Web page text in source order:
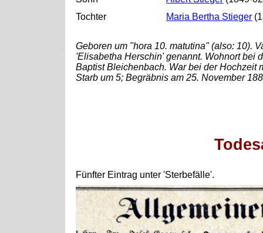
Tochter
Maria Bertha Stieger
Geboren um "hora 10. matutina" (also: 10).
'Elisabetha Herschin' genannt. Wohnort bei
Baptist Bleichenbach. War bei der Hochzeit
Starb um 5; Begräbnis am 25. November
Fünfter Eintrag unter 'Sterbefälle'.